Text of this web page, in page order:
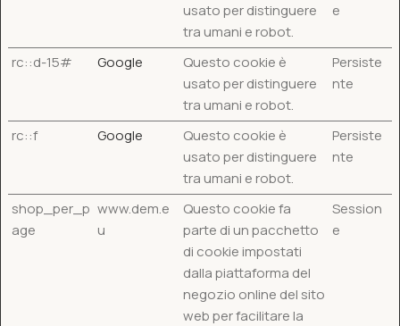
usato per distinguere
tra umani e robot.
e
rc::d-15# Google
Questo cookie è
usato per distinguere
tra umani e robot.
Persiste
nte
rc::f Google
Questo cookie è
usato per distinguere
tra umani e robot.
Persiste
nte
shop_per_p
age
www.dem.e
u
Questo cookie fa
parte di un pacchetto
di cookie impostati
dalla piattaforma del
negozio online del sito
web per facilitare la
Session
e